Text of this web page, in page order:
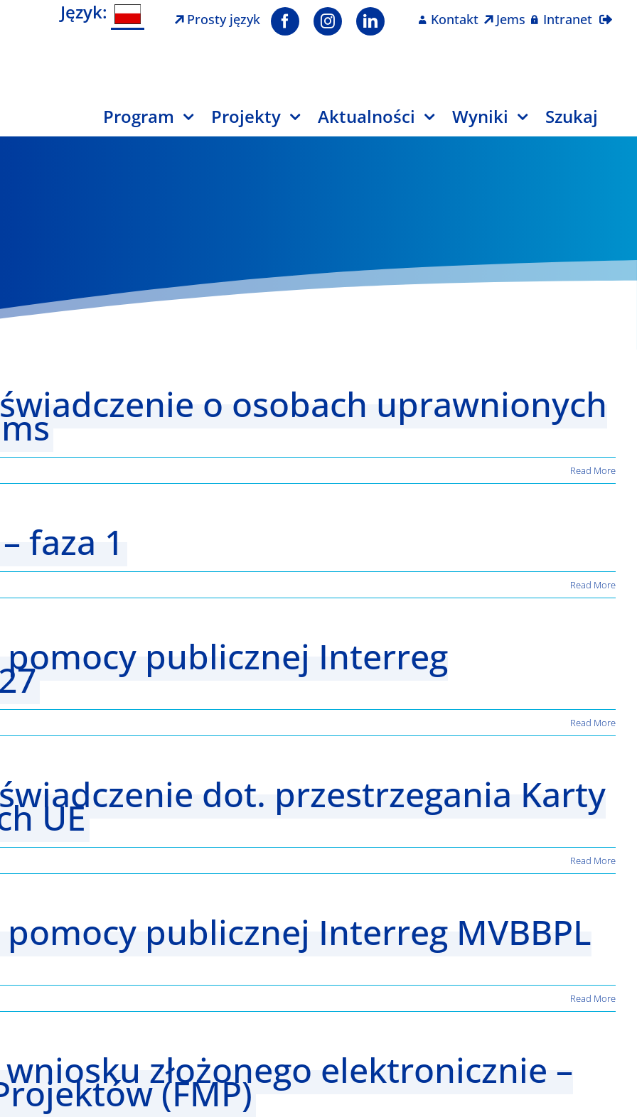
Język: Prosty język Kontakt Jems Intranet
Program Projekty Aktualności Wyniki Szukaj
o osobach uprawnionych
Read More
faza 1
Read More
pomocy publicznej Interreg
Read More
dot. przestrzegania Karty
UE
Read More
publicznej Interreg MVBBPL
Read More
złożonego elektronicznie –
(FMP)